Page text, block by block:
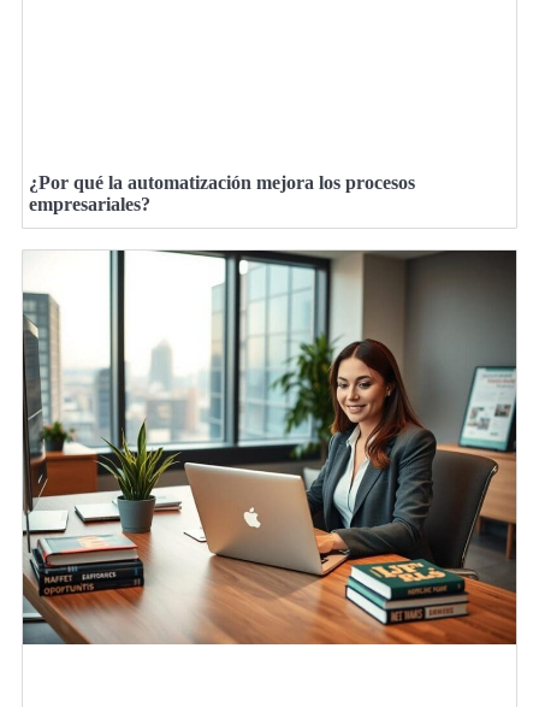
¿Por qué la automatización mejora los procesos
empresariales?